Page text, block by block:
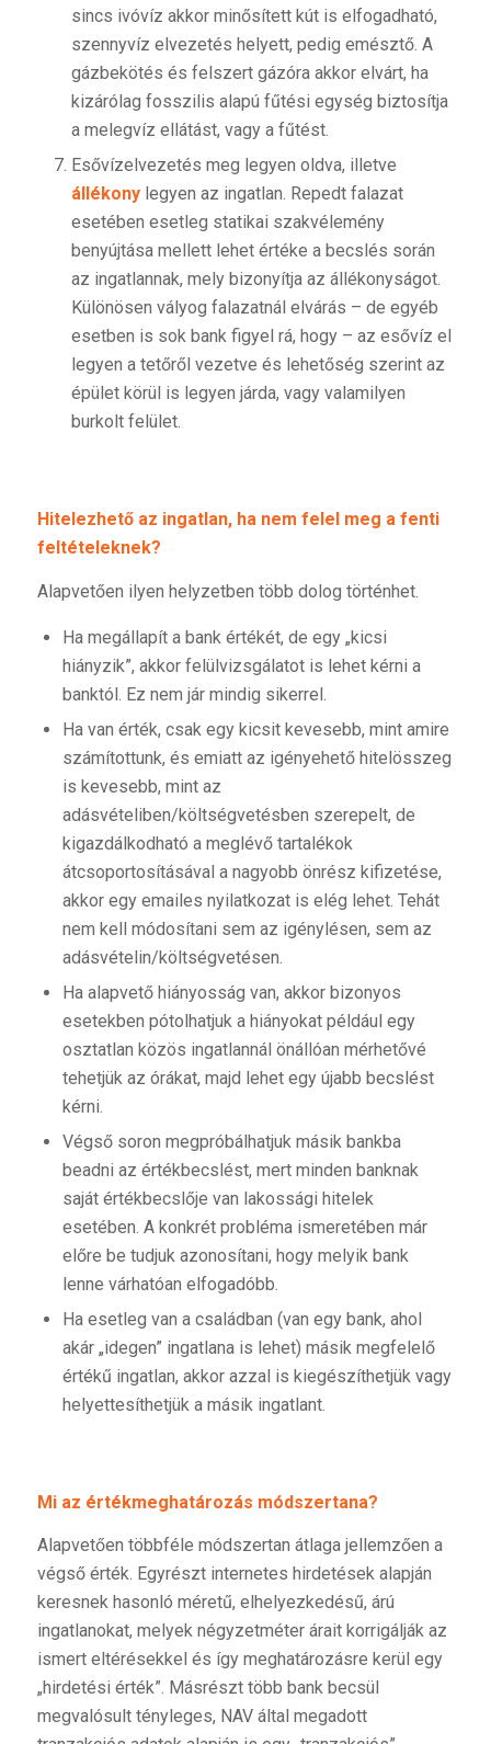
sincs ivóvíz akkor minősített kút is elfogadható,
szennyvíz elvezetés helyett, pedig emésztő. A
gázbekötés és felszert gázóra akkor elvárt, ha
kizárólag fosszilis alapú fűtési egység biztosítja
a melegvíz ellátást, vagy a fűtést.
Esővízelvezetés meg legyen oldva, illetve
állékonylegyen az ingatlan. Repedt falazat
esetében esetleg statikai szakvélemény
benyújtása mellett lehet értéke a becslés során
az ingatlannak, mely bizonyítja az állékonyságot.
Különösen vályog falazatnál elvárás – de egyéb
esetben is sok bank figyel rá, hogy – az esővíz el
legyen a tetőről vezetve és lehetőség szerint az
épület körül is legyen járda, vagy valamilyen
burkolt felület.
Hitelezhető az ingatlan, ha nem felel meg a fenti
feltételeknek?
Alapvetően ilyen helyzetben több dolog történhet.
Ha megállapít a bank értékét, de egy „kicsi
hiányzik”, akkor felülvizsgálatot is lehet kérni a
banktól. Ez nem jár mindig sikerrel.
Ha van érték, csak egy kicsit kevesebb, mint amire
számítottunk, és emiatt az igényehető hitelösszeg
is kevesebb, mint az
adásvételiben/költségvetésben szerepelt, de
kigazdálkodható a meglévő tartalékok
átcsoportosításával a nagyobb önrész kifizetése,
akkor egy emailes nyilatkozat is elég lehet. Tehát
nem kell módosítani sem az igénylésen, sem az
adásvételin/költségvetésen.
Ha alapvető hiányosság van, akkor bizonyos
esetekben pótolhatjuk a hiányokat például egy
osztatlan közös ingatlannál önállóan mérhetővé
tehetjük az órákat, majd lehet egy újabb becslést
kérni.
Végső soron megpróbálhatjuk másik bankba
beadni az értékbecslést, mert minden banknak
saját értékbecslője van lakossági hitelek
esetében. A konkrét probléma ismeretében már
előre be tudjuk azonosítani, hogy melyik bank
lenne várhatóan elfogadóbb.
Ha esetleg van a családban (van egy bank, ahol
akár „idegen” ingatlana is lehet) másik megfelelő
értékű ingatlan, akkor azzal is kiegészíthetjük vagy
helyettesíthetjük a másik ingatlant.
Mi az értékmeghatározás módszertana?
Alapvetően többféle módszertan átlaga jellemzően a
végső érték. Egyrészt internetes hirdetések alapján
keresnek hasonló méretű, elhelyezkedésű, árú
ingatlanokat, melyek négyzetméter árait korrigálják az
ismert eltérésekkel és így meghatározásre kerül egy
„hirdetési érték”. Másrészt több bank becsül
megvalósult tényleges, NAV által megadott